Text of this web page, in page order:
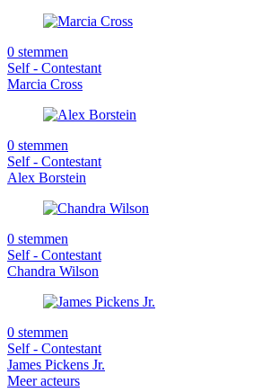
0 stemmen
Self - Contestant
Marcia Cross
0 stemmen
Self - Contestant
Alex Borstein
0 stemmen
Self - Contestant
Chandra Wilson
0 stemmen
Self - Contestant
James Pickens Jr.
Meer acteurs